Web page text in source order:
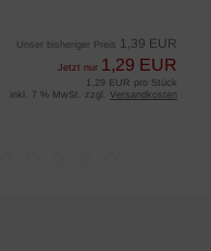
Unser bisheriger Preis 1,39 EUR
Jetzt nur 1,29 EUR
1,29 EUR pro Stück
inkl. 7 % MwSt. zzgl. Versandkosten